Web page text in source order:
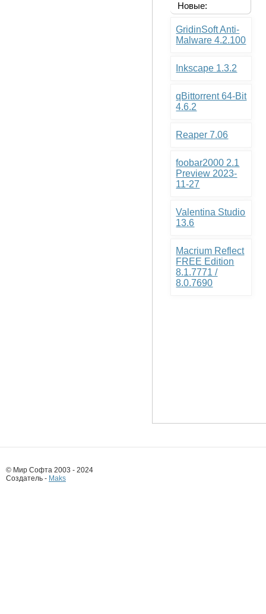
Новые:
GridinSoft Anti-
Malware 4.2.100
Inkscape 1.3.2
qBittorrent 64-Bit
4.6.2
Reaper 7.06
foobar2000 2.1
Preview 2023-
11-27
Valentina Studio
13.6
Macrium Reflect
FREE Edition
8.1.7771 /
8.0.7690
© Мир Софта 2003 - 2024
Создатель - Maks